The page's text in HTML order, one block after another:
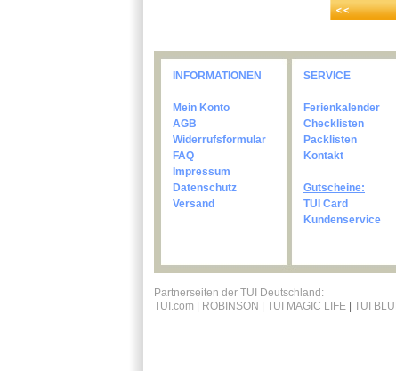
INFORMATIONEN
Mein Konto
AGB
Widerrufsformular
FAQ
Impressum
Datenschutz
Versand
SERVICE
Ferienkalender
Checklisten
Packlisten
Kontakt
Gutscheine:
TUI Card
Kundenservice
Partnerseiten der TUI Deutschland:
TUI.com
ROBINSON TUI MAGIC LIFE TUI